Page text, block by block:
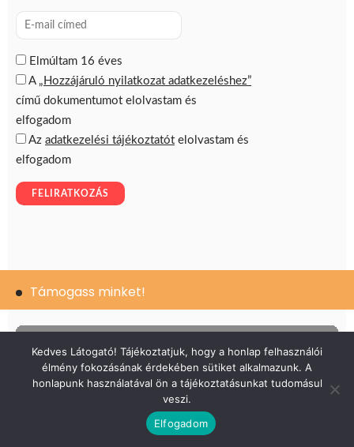
Támogass minket!
VIFI ALAPÍTVÁNY
Kedves Látogató! Tájékoztatjuk, hogy a honlap felhasználói
élmény fokozásának érdekében sütiket alkalmazunk. A
honlapunk használatával ön a tájékoztatásunkat tudomásul
veszi.
Elfogadom